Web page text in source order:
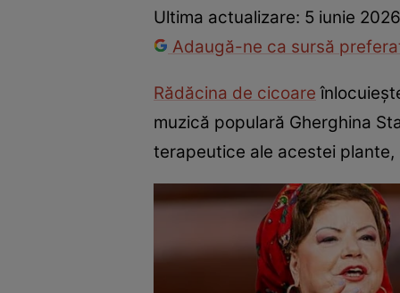
Ultima actualizare: 5 iunie
Adaugă-ne ca sursă
Rădăcina de cicoare
muzică populară Gherghina
terapeutice ale acestei